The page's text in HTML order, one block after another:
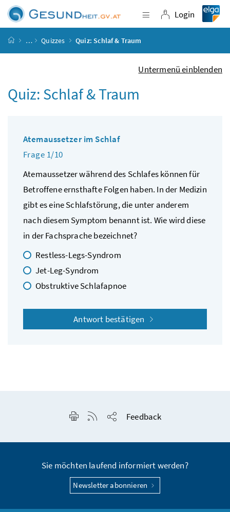
Zum Inhalt
Zum Hauptmenü
Zum Untermenü
Zur Suche
Navigation
Login
Login
Startseite
… Quizzes Quiz: Schlaf & Traum
Untermenü einblenden
Quiz: Schlaf & Traum
Atemaussetzer im Schlaf
Frage 1/10
Atemaussetzer während des Schlafes können für
Betroffene ernsthafte Folgen haben. In der Medizin
gibt es eine Schlafstörung, die unter anderem
nach diesem Symptom benannt ist. Wie wird diese
in der Fachsprache bezeichnet?
Restless-Legs-Syndrom
Jet-Leg-Syndrom
Obstruktive Schlafapnoe
Antwort bestätigen
Seite drucken
RSS-Feed anzeigen
Feedback
Sie möchten laufend informiert werden?
Newsletter abonnieren